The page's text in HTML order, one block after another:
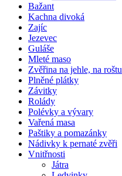
Bažant
Kachna divoká
Zajíc
Jezevec
Guláše
Mleté maso
Zvěřina na jehle, na roštu
Plněné plátky
Závitky
Rolády
Polévky a vývary
Vařená masa
Paštiky a pomazánky
Nádivky k pernaté zvěři
Vnitřnosti
Játra